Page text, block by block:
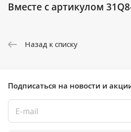
Вместе с артикулом
Назад к списку
Подписаться на новости и